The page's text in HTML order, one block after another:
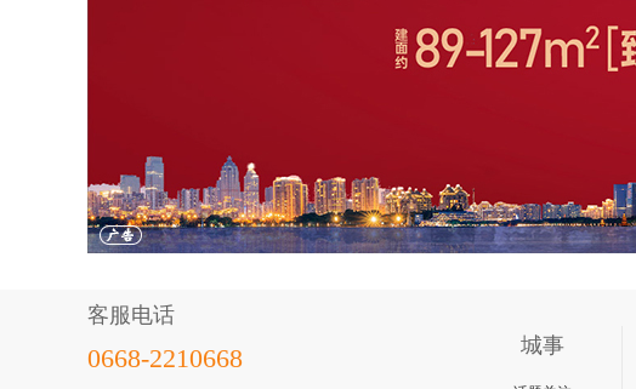
客服电话
0668-2210668 城事